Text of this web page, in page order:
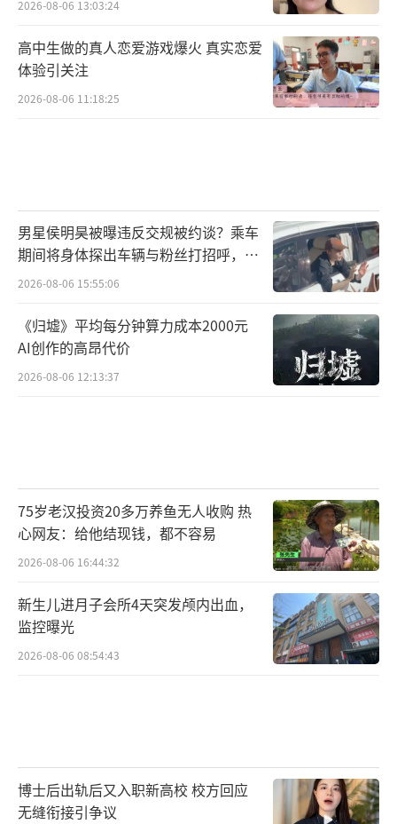
2026-08-06 13:03:24
高中生做的真人恋爱游戏爆火 真实恋爱
体验引关注
2026-08-06 11:18:25
男星侯明昊被曝违反交规被约谈？乘车
期间将身体探出车辆与粉丝打招呼，当
地交警回应
2026-08-06 15:55:06
《归墟》平均每分钟算力成本2000元
AI创作的高昂代价
2026-08-06 12:13:37
75岁老汉投资20多万养鱼无人收购 热
心网友：给他结现钱，都不容易
2026-08-06 16:44:32
新生儿进月子会所4天突发颅内出血，
监控曝光
2026-08-06 08:54:43
博士后出轨后又入职新高校 校方回应
无缝衔接引争议